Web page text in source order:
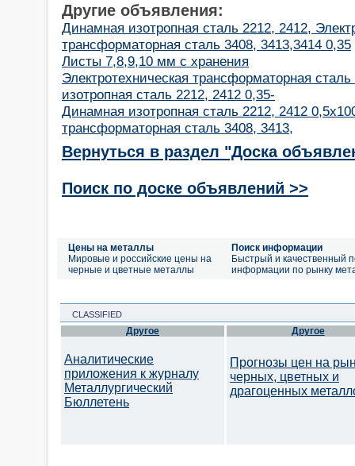
Другие объявления:
Динамная изотропная сталь 2212, 2412,
трансформаторная сталь 3408, 3413,3414 0,35
Листы 7,8,9,10 мм с хранения
Электротехническая трансформаторная
изотропная сталь 2212, 2412 0,35-
Динамная изотропная сталь 2212, 2412
трансформаторная сталь 3408, 3413,
Вернуться в раздел "Доска
Поиск по доске объявлений >>
Цены на металлы
Мировые и российские цены на
черные и цветные металлы
Поиск информации
Быстрый и качественный
информации по рынку
CLASSIFIED
Другое
Аналитические
приложения к журналу
Металлургический
Бюллетень
Другое
Прогнозы цен на
черных, цветных и
драгоценных